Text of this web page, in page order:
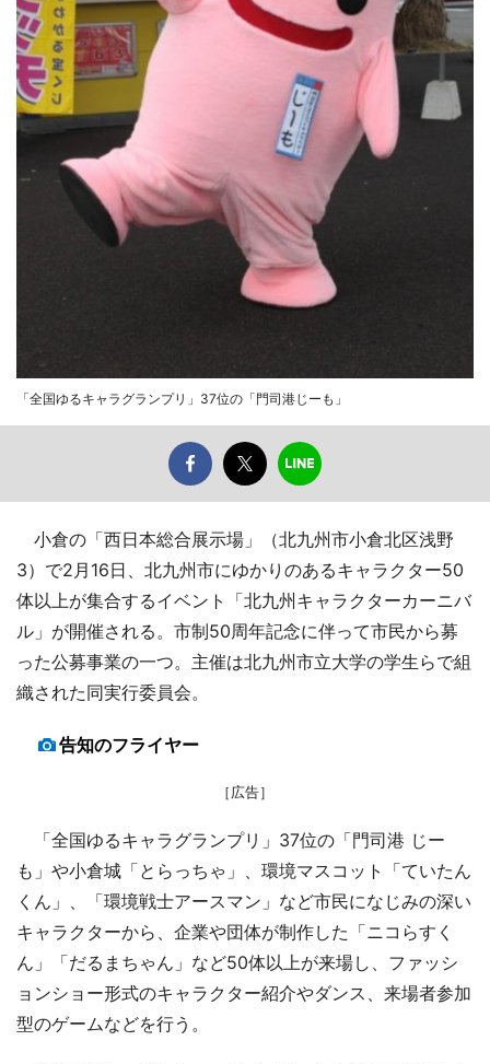
「全国ゆるキャラグランプリ」37位の「門司港じーも」
小倉の「西日本総合展示場」（北九州市小倉北区浅野
3）で2月16日、北九州市にゆかりのあるキャラクター50
体以上が集合するイベント「北九州キャラクターカーニバ
ル」が開催される。市制50周年記念に伴って市民から募
った公募事業の一つ。主催は北九州市立大学の学生らで組
織された同実行委員会。
告知のフライヤー
［広告］
「全国ゆるキャラグランプリ」37位の「門司港 じー
も」や小倉城「とらっちゃ」、環境マスコット「ていたん
くん」、「環境戦士アースマン」など市民になじみの深い
キャラクターから、企業や団体が制作した「ニコらすく
ん」「だるまちゃん」など50体以上が来場し、ファッシ
ョンショー形式のキャラクター紹介やダンス、来場者参加
型のゲームなどを行う。